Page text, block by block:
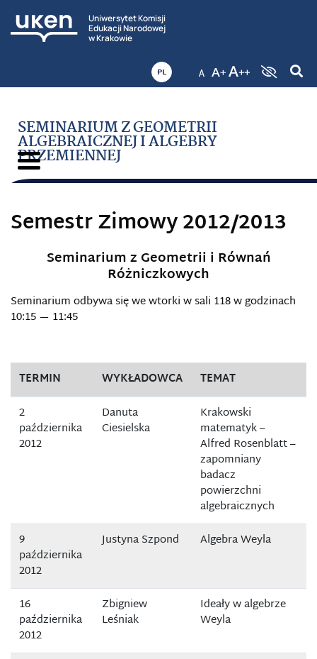
Uniwersytet Komisji
Edukacji Narodowej
w Krakowie
PL
SEMINARIUM Z GEOMETRII
ALGEBRAICZNEJ I ALGEBRY
PRZEMIENNEJ
Semestr Zimowy 2012/2013
Seminarium z Geometrii i Równań
Różniczkowych
Seminarium odbywa się we wtorki w sali 118 w godzinach
10:15 — 11:45
TERMIN WYKŁADOWCA
TEMAT
2
października
2012
Danuta
Ciesielska
Krakowski
matematyk –
Alfred Rosenblatt –
zapomniany
badacz
powierzchni
algebraicznych
9
października
2012
Justyna Szpond Algebra Weyla
16
października
2012
Zbigniew
Leśniak
Ideały w algebrze
Weyla